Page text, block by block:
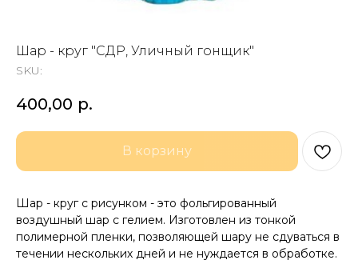
Шар - круг "СДР, Уличный гонщик"
SKU:
400,00 р.
В корзину
Шар - круг с рисунком - это фольгированный
воздушный шар с гелием. Изготовлен из тонкой
полимерной пленки, позволяющей шару не сдуваться в
течении нескольких дней и не нуждается в обработке.